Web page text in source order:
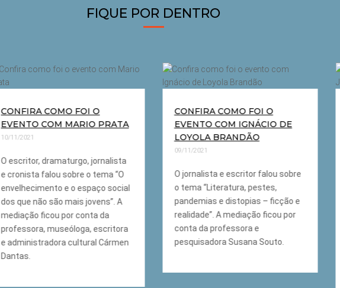
FIQUE POR DENTRO
CONFIRA COMO FOI O
EVENTO COM MARIO PRATA
10/11/2021
O escritor, dramaturgo, jornalista
e cronista falou sobre o tema “O
envelhecimento e o espaço social
dos que não são mais jovens”. A
mediação ficou por conta da
professora, museóloga, escritora
e administradora cultural Cármen
Dantas.
CONFIRA COMO FOI O
EVENTO COM IGNÁCIO DE
LOYOLA BRANDÃO
09/11/2021
O jornalista e escritor falou sobre
o tema “Literatura, pestes,
pandemias e distopias – ficção e
realidade”. A mediação ficou por
conta da professora e
pesquisadora Susana Souto.